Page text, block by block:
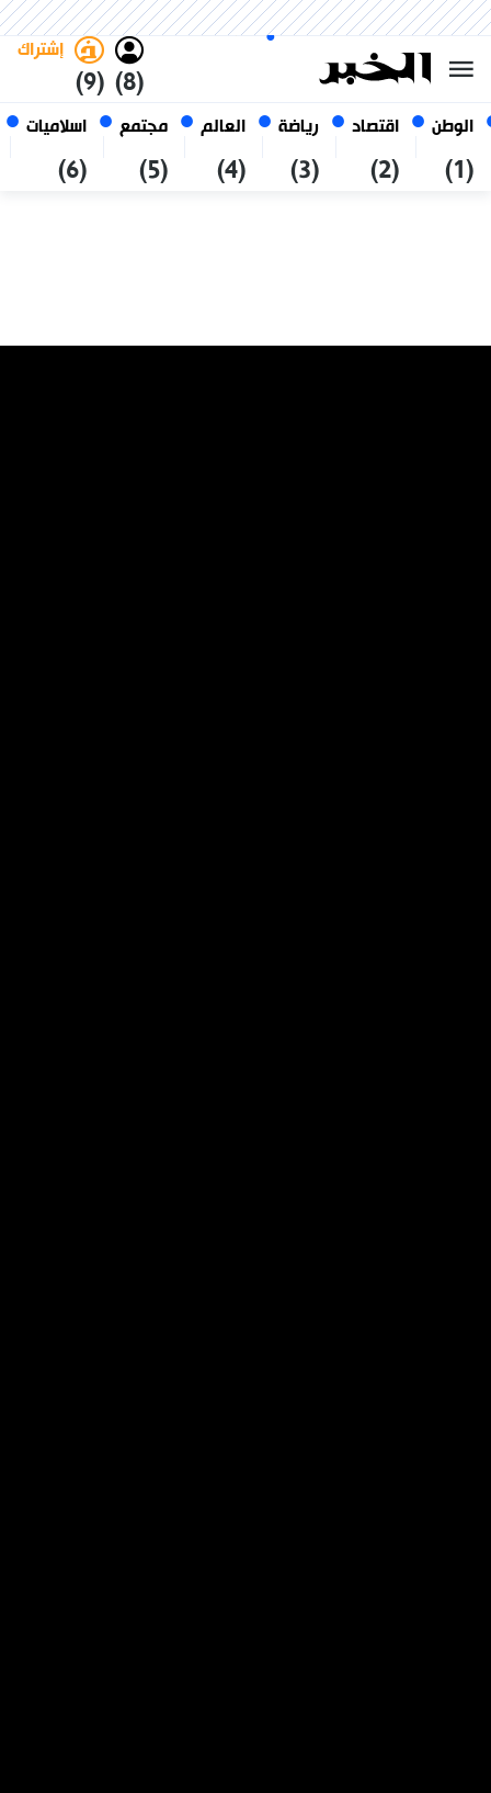
الوطن
(1)
اقتصاد
(2)
رياضة
(3)
العالم
(4)
مجتمع
(5)
اسلاميات
(6)
(8)
إشتراك
(9)
أغسطس 2026
الجزائر